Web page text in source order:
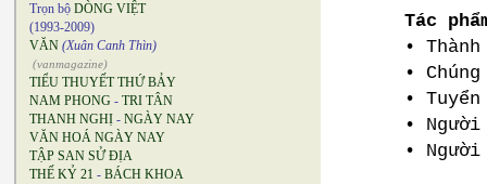
Trọn bộ DÒNG VIỆT
(1993-2009)
VĂN (Xuân Canh Thìn)
(vanmagazine)
TIỂU THUYẾT THỨ BẢY
NAM PHONG - TRI TÂN
THANH NGHỊ - NGÀY NAY
VĂN HOÁ NGÀY NAY
TẬP SAN SỬ ĐỊA
THẾ KỶ 21 - BÁCH KHOA
Tác
•
•
•
•
•